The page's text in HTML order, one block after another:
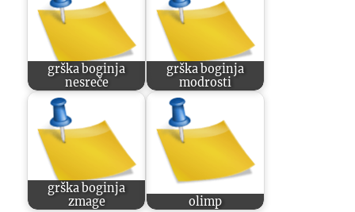
grška boginja
nesreče
grška boginja
modrosti
grška boginja
zmage
olimp